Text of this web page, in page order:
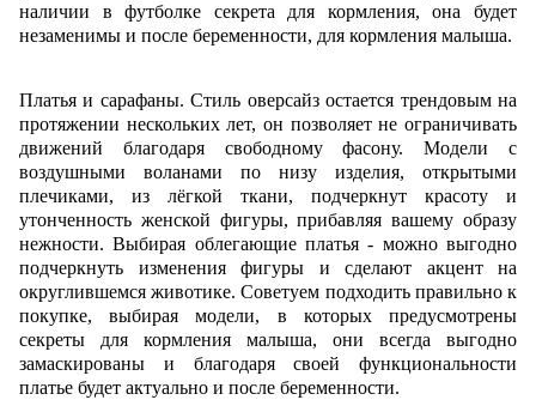
наличии в футболке секрета для кормления, она будет
незаменимы и после беременности, для кормления малыша.
Платья и сарафаны. Стиль оверсайз остается трендовым на
протяжении нескольких лет, он позволяет не ограничивать
движений благодаря свободному фасону. Модели с
воздушными воланами по низу изделия, открытыми
плечиками, из лёгкой ткани, подчеркнут красоту и
утонченность женской фигуры, прибавляя вашему образу
нежности. Выбирая облегающие платья - можно выгодно
подчеркнуть изменения фигуры и сделают акцент на
округлившемся животике. Советуем подходить правильно к
покупке, выбирая модели, в которых предусмотрены
секреты для кормления малыша, они всегда выгодно
замаскированы и благодаря своей функциональности
платье будет актуально и после беременности.